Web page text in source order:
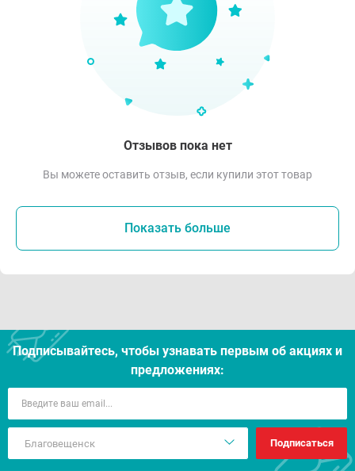
Отзывов пока нет
Вы можете оставить отзыв, если купили этот товар
Показать больше
Подписывайтесь, чтобы узнавать первым об акцияx и
предложениях:
Подписаться